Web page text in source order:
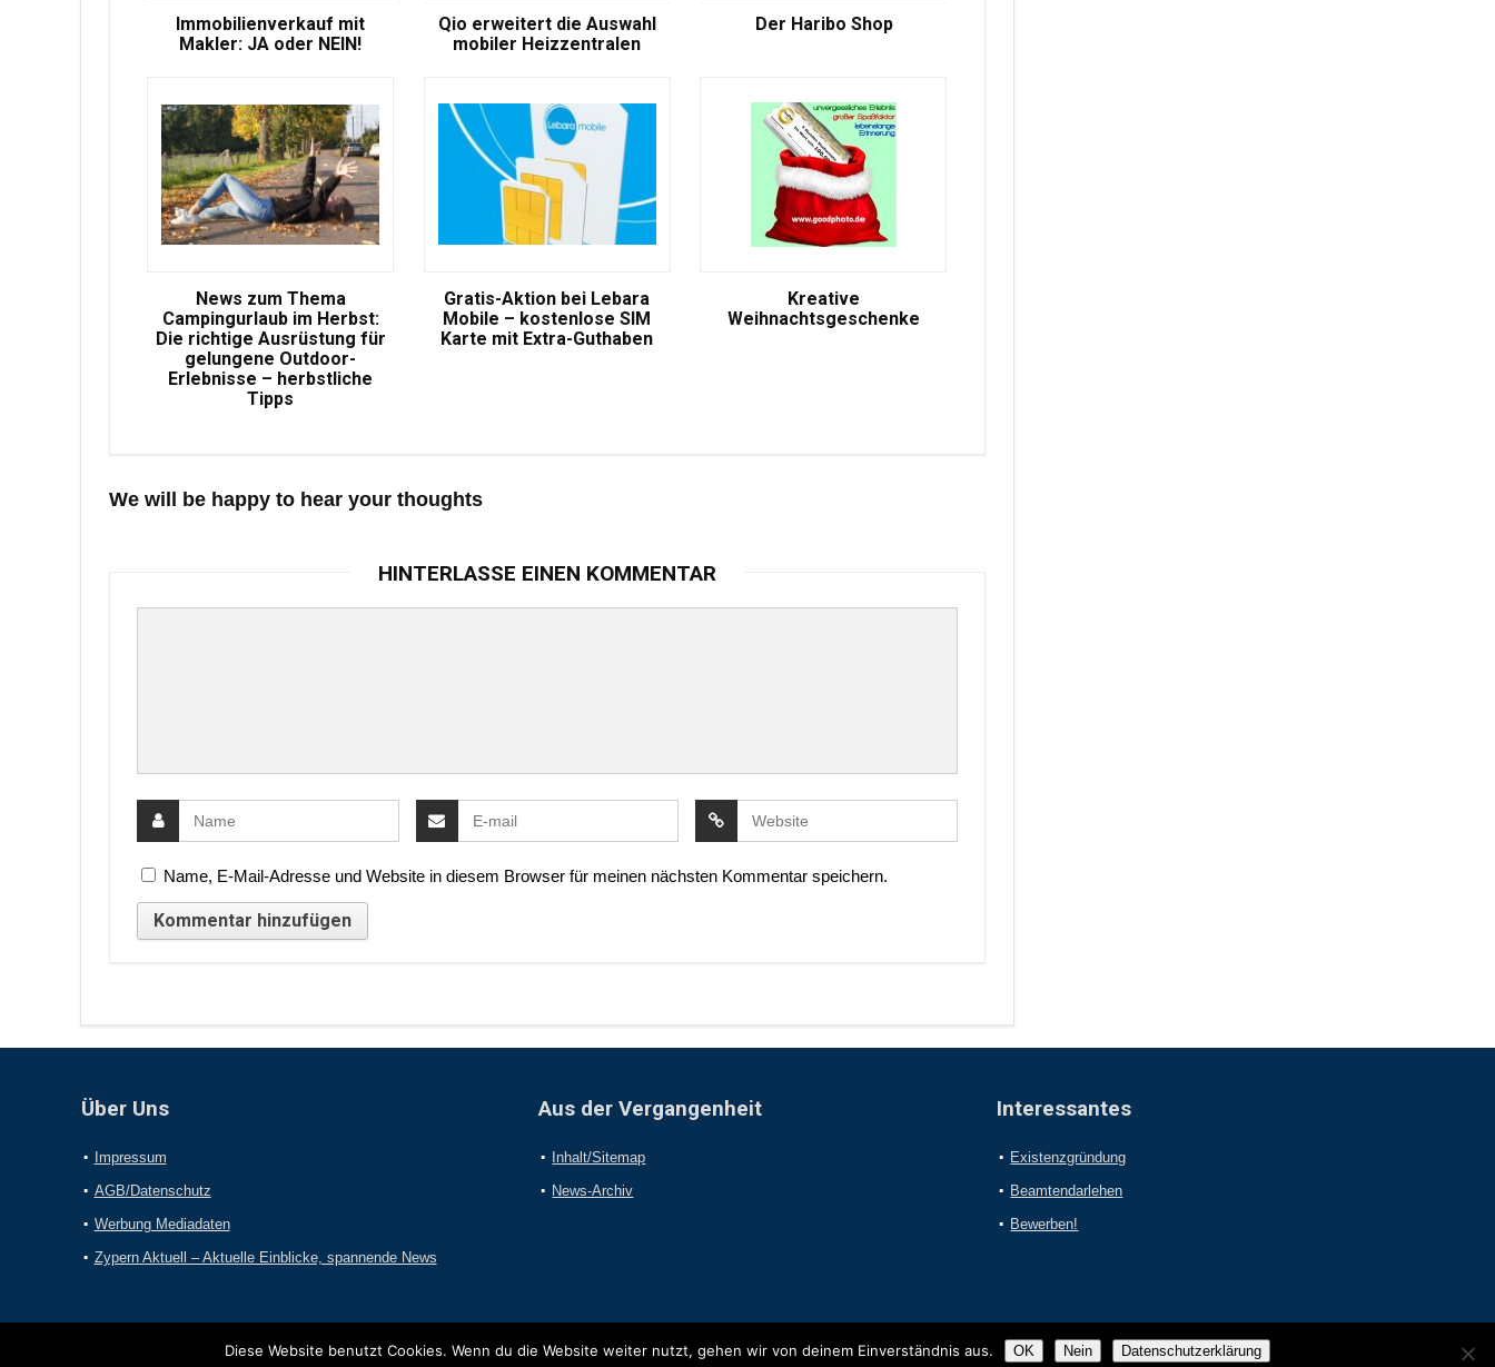
Immobilienverkauf mit
Makler: JA oder NEIN!
Qio erweitert die Auswahl
mobiler Heizzentralen
Der Haribo Shop
News zum Thema
Campingurlaub im Herbst:
Die richtige Ausrüstung für
gelungene Outdoor-
Erlebnisse – herbstliche
Tipps
Gratis-Aktion bei Lebara
Mobile – kostenlose SIM
Karte mit Extra-Guthaben
Kreative
Weihnachtsgeschenke
We will be happy to hear your thoughts
HINTERLASSE EINEN KOMMENTAR
Name, E-Mail-Adresse und Website in diesem Browser für meinen nächsten Kommentar speichern.
Über Uns
Impressum
AGB/Datenschutz
Werbung Mediadaten
Zypern Aktuell – Aktuelle Einblicke, spannende News
Aus der Vergangenheit
Inhalt/Sitemap
News-Archiv
Interessantes
Existenzgründung
Beamtendarlehen
Bewerben!
2017 Online-Presseportal.com. Alle Rechte vorbehalten.
Diese Website benutzt Cookies. Wenn du die Website weiter nutzt, gehen wir von deinem Einverständnis aus. OK Nein Datenschutzerklärung